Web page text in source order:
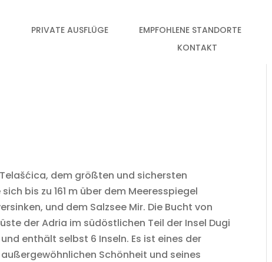
PRIVATE AUSFLÜGE EMPFOHLENE STANDORTE
KONTAKT
dem größten und sichersten
bis zu 161 m über dem Meeresspiegel
und dem Salzsee Mir. Die Bucht von
der Adria im südöstlichen Teil der Insel Dugi
enthält selbst 6 Inseln. Es ist eines der
Schönheit und seines